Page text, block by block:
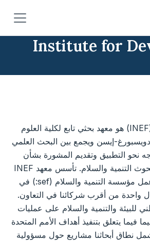
Institute for
معهد التنمية والسلام (INEF) هو معهد بحثي تابع لكلية العلوم
إيسن ويجمع بين البحث العلمي
نحو التطبيق وتقديم المشورة بشأن
السياسات في مجال بحوث التنمية والسلام. تأسس معهد INEF
في عام 1990 لدعم عمل مؤسسة التنمية والسلام (sef:) في
واحدة من أقرب شركائنا في التعاون.
للبيئة والتنمية والسلام على عمليات
فيما يتعلق بتنفيذ أهداف الأمم المتحدة
نطاق أبحاثنا مشاريع حول مسؤولية